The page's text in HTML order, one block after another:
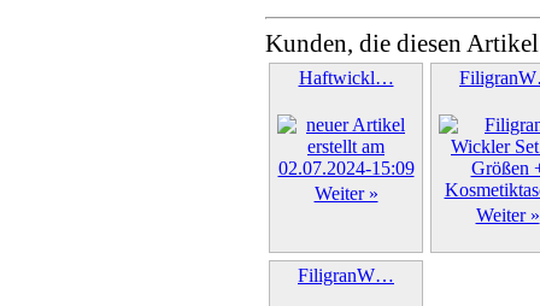
Kunden, die diesen
Haftwickl…
Weiter »
Weiter »
FiligranW…